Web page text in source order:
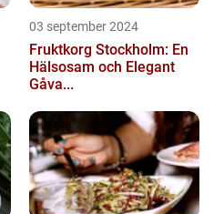
03 september 2024
Fruktkorg Stockholm: En
Hälsosam och Elegant
Gåva...